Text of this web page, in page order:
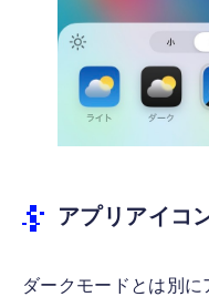
アプリアイコ
ダークモードとは別